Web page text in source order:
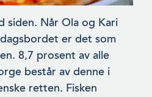
siden. Når Ola og Kari
er det som
8,7 prosent av alle
består av denne i
retten. Fisken